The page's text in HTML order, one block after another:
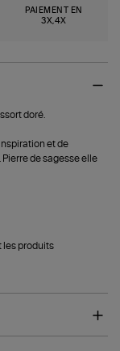
PAIEMENT EN
3X,4X
doré.
et de
de sagesse elle
les produits